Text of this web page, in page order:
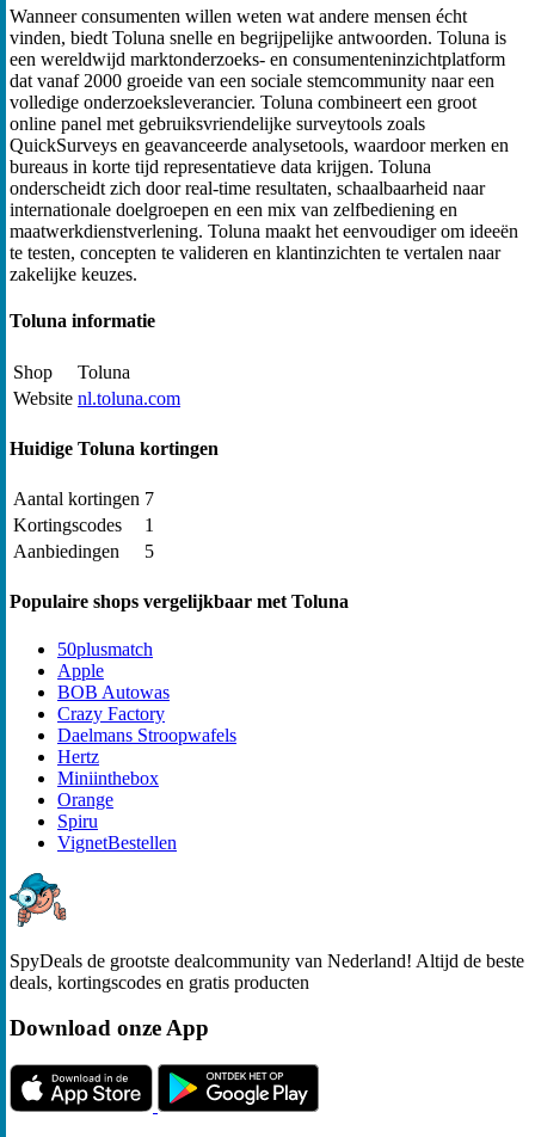
Wanneer consumenten willen weten wat andere mensen écht
vinden, biedt Toluna snelle en begrijpelijke antwoorden. Toluna is
een wereldwijd marktonderzoeks- en consumenteninzichtplatform
dat vanaf 2000 groeide van een sociale stemcommunity naar een
volledige onderzoeksleverancier. Toluna combineert een groot
online panel met gebruiksvriendelijke surveytools zoals
QuickSurveys en geavanceerde analysetools, waardoor merken en
bureaus in korte tijd representatieve data krijgen. Toluna
onderscheidt zich door real-time resultaten, schaalbaarheid naar
internationale doelgroepen en een mix van zelfbediening en
maatwerkdienstverlening. Toluna maakt het eenvoudiger om ideeën
te testen, concepten te valideren en klantinzichten te vertalen naar
zakelijke keuzes.
Toluna informatie
Shop
Toluna
Website nl.toluna.com
Huidige Toluna kortingen
Aantal kortingen 7
Kortingscodes
1
Aanbiedingen
5
Populaire shops vergelijkbaar met Toluna
50plusmatch
Apple
BOB Autowas
Crazy Factory
Daelmans Stroopwafels
Hertz
Miniinthebox
Orange
Spiru
VignetBestellen
SpyDeals de grootste dealcommunity van Nederland! Altijd de beste
deals, kortingscodes en gratis producten
Download onze App